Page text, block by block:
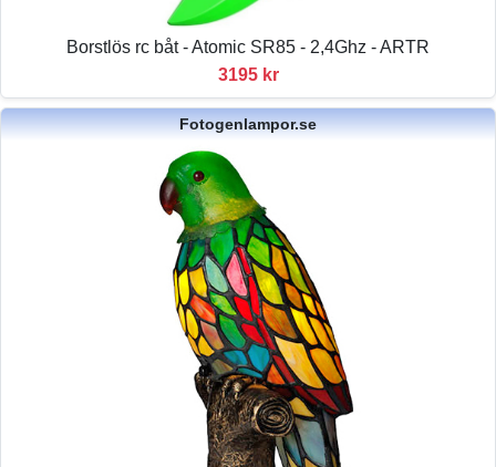
Borstlös rc båt - Atomic SR85 - 2,4Ghz - ARTR
3195 kr
Fotogenlampor.se